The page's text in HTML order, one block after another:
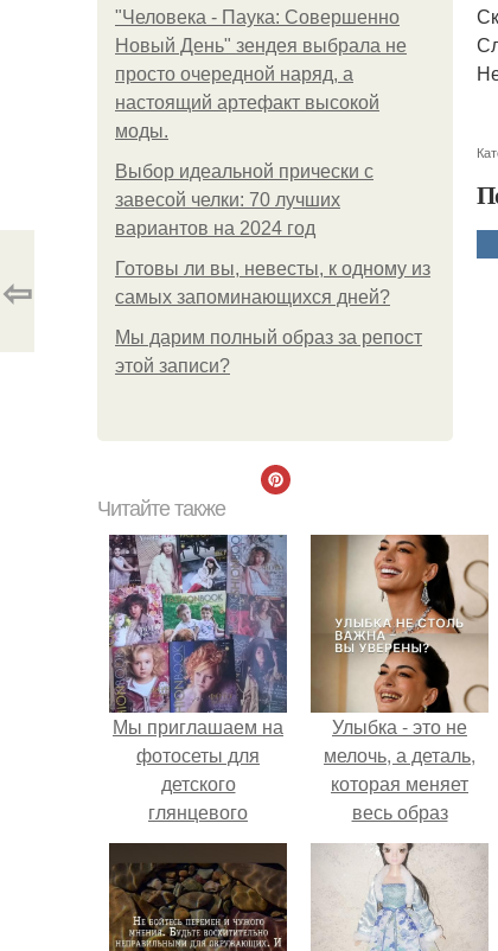
"Человека - Паука: Совершенно
Новый День" зендея выбрала не
просто очередной наряд, а
настоящий артефакт высокой
моды.
Выбор идеальной прически с
завесой челки: 70 лучших
вариантов на 2024 год
Готовы ли вы, невесты, к одному из
самых запоминающихся дней?
Мы дарим полный образ за репост
этой записи?
⇦
Читайте также
Мы приглашаем на
фотосеты для
детского
глянцевого
журнала
федерального
формата (17
городов России)
Улыбка - это не
мелочь, а деталь,
которая меняет
весь образ
человека.